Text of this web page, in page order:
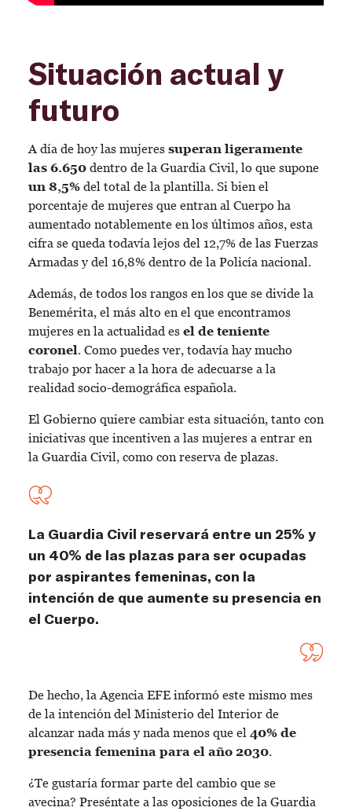
Situación actual y
futuro
A día de hoy las mujeres superan ligeramente
las 6.650 dentro de la Guardia Civil, lo que supone
un 8,5% del total de la plantilla. Si bien el
porcentaje de mujeres que entran al Cuerpo ha
aumentado notablemente en los últimos años, esta
cifra se queda todavía lejos del 12,7% de las Fuerzas
Armadas y del 16,8% dentro de la Policía nacional.
Además, de todos los rangos en los que se divide la
Benemérita, el más alto en el que encontramos
mujeres en la actualidad es el de teniente
coronel. Como puedes ver, todavía hay mucho
trabajo por hacer a la hora de adecuarse a la
realidad socio-demográfica española.
El Gobierno quiere cambiar esta situación, tanto con
iniciativas que incentiven a las mujeres a entrar en
la Guardia Civil, como con reserva de plazas.
La Guardia Civil reservará entre un 25% y
un 40% de las plazas para ser ocupadas
por aspirantes femeninas, con la
intención de que aumente su presencia en
el Cuerpo.
De hecho, la Agencia EFE informó este mismo mes
de la intención del Ministerio del Interior de
alcanzar nada más y nada menos que el 40% de
presencia femenina para el año 2030.
¿Te gustaría formar parte del cambio que se
avecina? Preséntate a las oposiciones de la Guardia